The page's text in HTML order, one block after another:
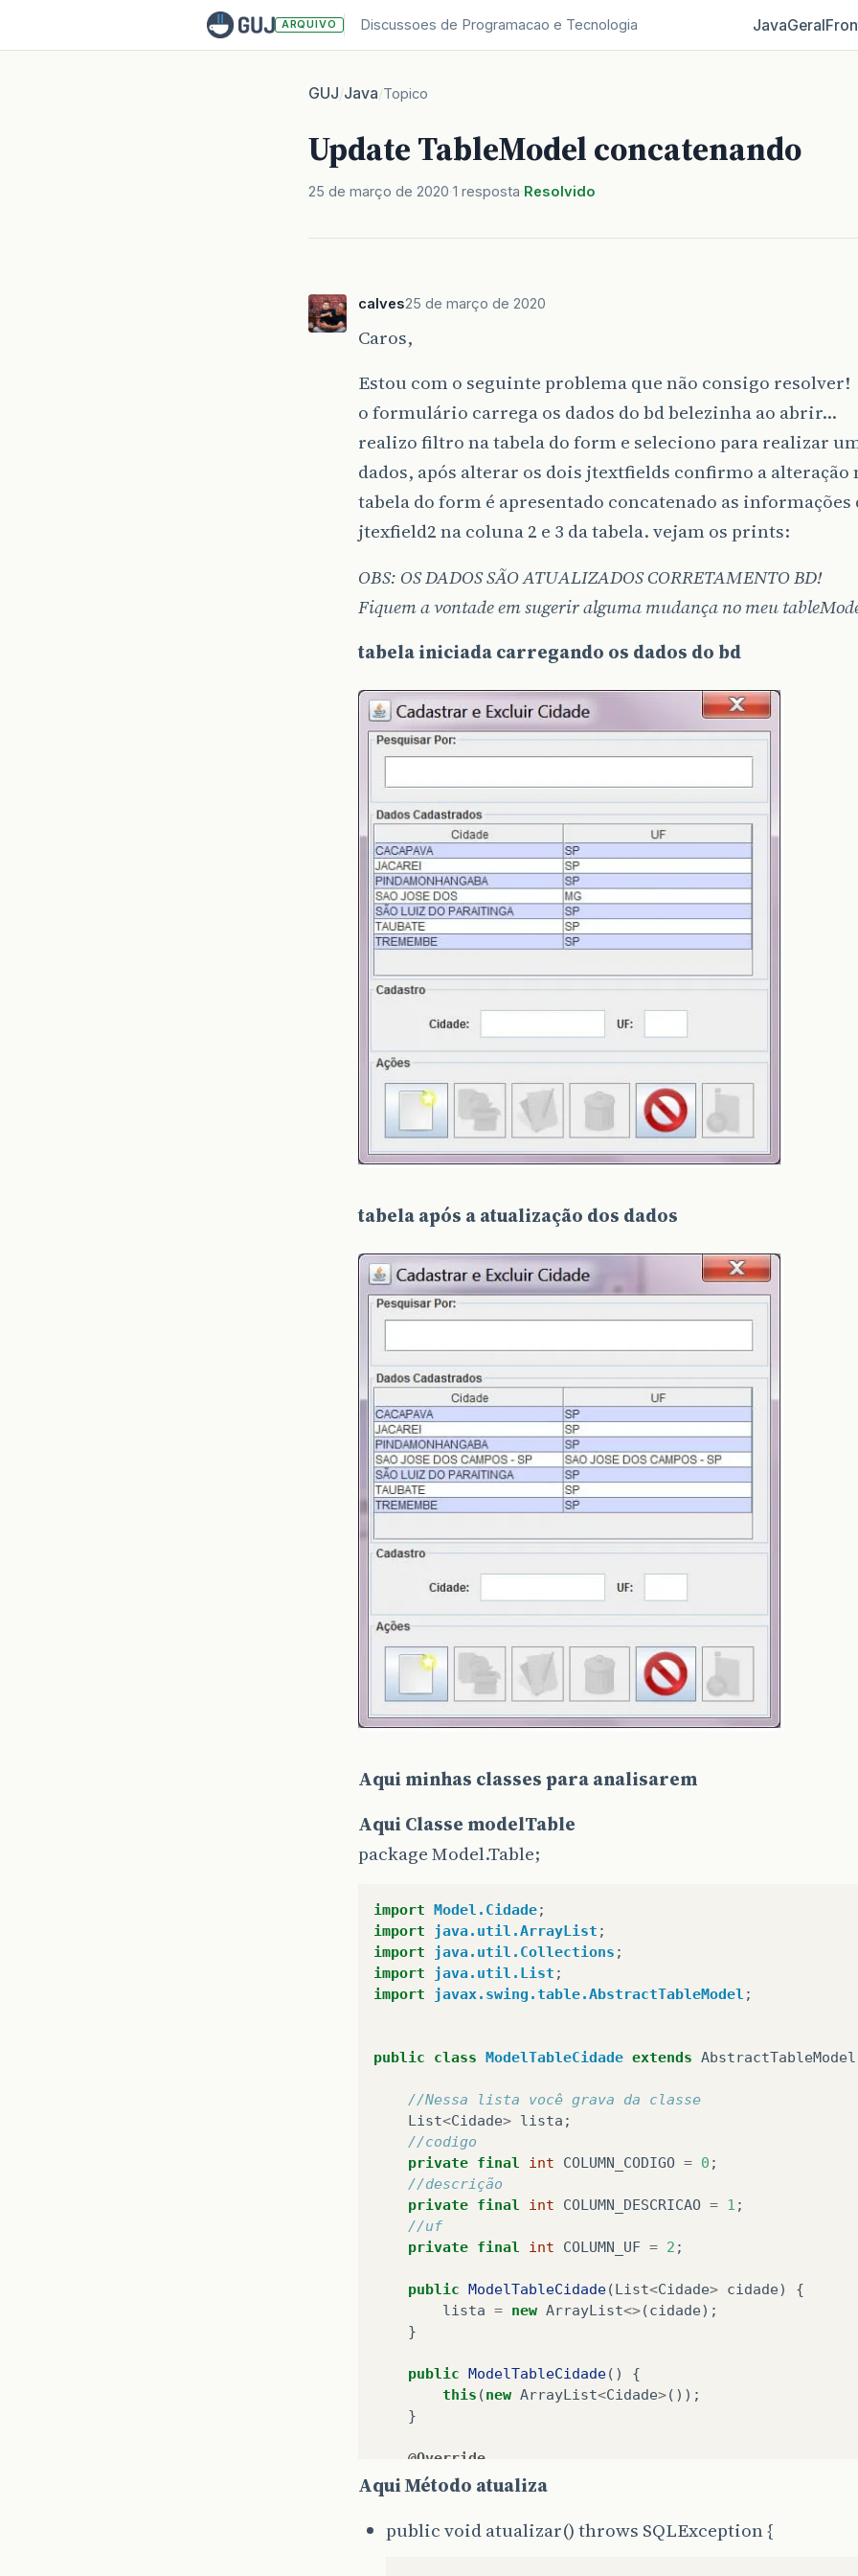
ARQUIVO Discussoes de Programacao e Tecnologia JavaGeral
GUJ/Java/Topico
Update TableModel concatenando
25 de março de 2020 1 resposta Resolvido
calves25 de março de 2020
Caros,
Estou com o seguinte problema que não consigo resolver!
o formulário carrega os dados do bd belezinha ao abrir…
realizo filtro na tabela do form e seleciono para realizar
dados, após alterar os dois jtextfields confirmo a alteração
tabela do form é apresentado concatenado as
jtexfield2 na coluna 2 e 3 da tabela. vejam os prints:
OBS: OS DADOS SÃO ATUALIZADOS CORRETAMENTO BD!
Fiquem a vontade em sugerir alguma mudança no meu
tabela iniciada carregando os dados do bd
tabela após a atualização dos dados
Aqui minhas classes para analisarem
Aqui Classe modelTable
package Model.Table;
import Model.Cidade;
import
java.util.ArrayList ;
import
java.util.Collections ;
import
java.util.List ;
import
javax.swing.table.AbstractTableModel ;
public class ModelTableCidade extends AbstractTableModel
//Nessa lista você grava da classe
List<Cidade> lista ;
//codigo
private final int COLUMN_CODIGO = 0 ;
//descrição
private final int COLUMN_DESCRICAO = 1 ;
//uf
private final int COLUMN_UF = 2 ;
public ModelTableCidade(List<Cidade> cidade)
{
lista = new ArrayList<>(cidade);
}
public ModelTableCidade()
{
this (new ArrayList<Cidade>());
}
@Override
public boolean isCellEditable
}
Aqui Método atualiza
public void atualizar() throws SQLException {